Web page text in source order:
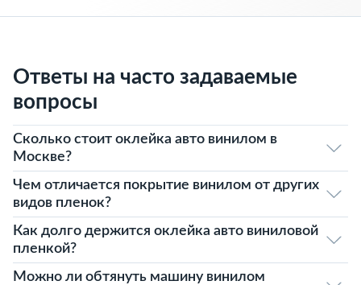
Ответы на часто задаваемые
вопросы
Сколько стоит оклейка авто винилом в
Москве?
Чем отличается покрытие винилом от других
видов пленок?
Как долго держится оклейка авто виниловой
пленкой?
Можно ли обтянуть машину винилом